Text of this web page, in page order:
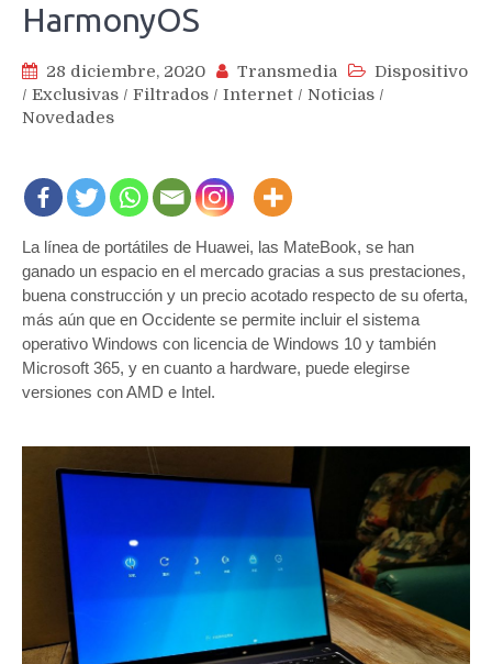
HarmonyOS
28 diciembre, 2020 Transmedia
Dispositivo
/ Exclusivas / Filtrados / Internet / Noticias /
Novedades
La línea de portátiles de Huawei, las MateBook, se han
ganado un espacio en el mercado gracias a sus prestaciones,
buena construcción y un precio acotado respecto de su oferta,
más aún que en Occidente se permite incluir el sistema
operativo Windows con licencia de Windows 10 y también
Microsoft 365, y en cuanto a hardware, puede elegirse
versiones con AMD e Intel.